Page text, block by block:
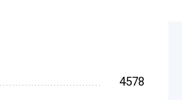
для маркировки
4578